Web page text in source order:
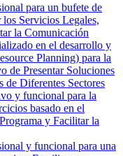
para un bufete de
Servicios Legales,
la Comunicación
en el desarrollo y
Planning) para la
de Presentar Soluciones
de Diferentes Sectores
y funcional para la
basado en el
y Facilitar la
y funcional para una